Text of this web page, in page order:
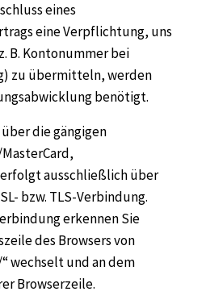
eines
eine Verpflichtung, uns
B. Kontonummer bei
zu übermitteln, werden
benötigt.
die gängigen
ausschließlich über
bzw. TLS-Verbindung.
erkennen Sie
des Browsers von
wechselt und an dem
Browserzeile.